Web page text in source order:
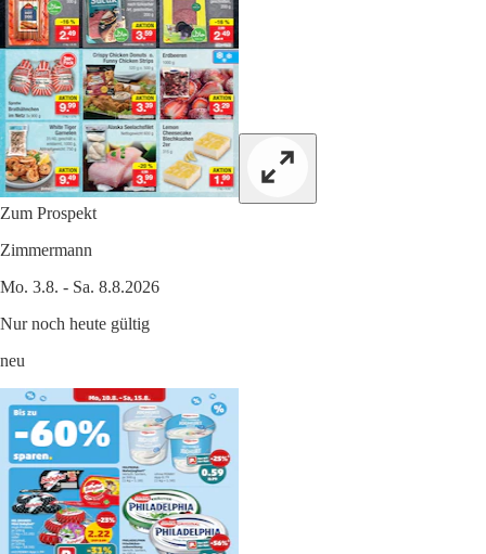
Zum Prospekt
Zimmermann
Mo. 3.8. - Sa. 8.8.2026
Nur noch heute gültig
neu